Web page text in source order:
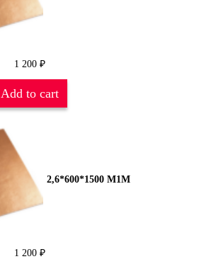
1 200 ₽
Add to cart
2,6*600*1500 М1М
1 200 ₽